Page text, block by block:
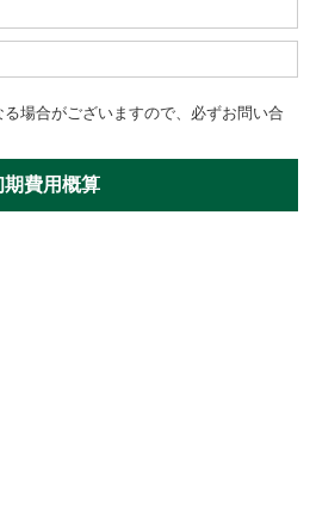
場合がございますので、必ずお問い合
期費用概算